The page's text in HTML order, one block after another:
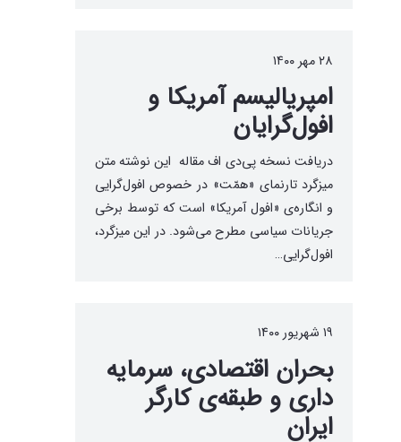
۲۸ مهر ۱۴۰۰
امپریالیسم آمریکا و
افول‌گرایان
دریافت نسخه پی‌دی اف مقاله این نوشته متن
میزگرد تارنمای «همّت» در خصوص افول‌گرایی
و انگاره‌ی «افول آمریکا» است که توسط برخی
جریانات سیاسی مطرح می‌شود. در این میزگرد،
افول‌گرایی…
۱۹ شهریور ۱۴۰۰
بحران اقتصادی، سرمایه
داری و طبقه‌ی کارگر
ایران